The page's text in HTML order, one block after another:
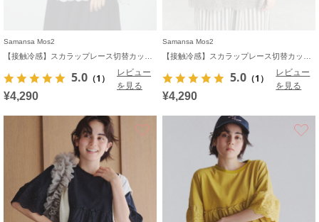
Samansa Mos2
5.0 （1）
レビュー
を見る
¥4,290
Samansa Mos2
5.0 （1）
レビュー
を見る
¥4,290